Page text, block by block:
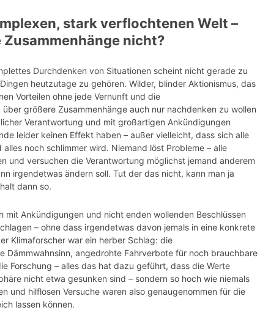
stark verflochtenen Welt –
nicht?
Durchdenken von Situationen scheint nicht gerade zu
heutzutage zu gehören. Wilder, blinder Aktionismus, das
Vorteilen ohne jede Vernunft und die
über größere Zusammenhänge auch nur nachdenken zu wollen
Verantwortung und mit großartigen Ankündigungen
leider keinen Effekt haben – außer vielleicht, dass sich alle
noch schlimmer wird. Niemand löst Probleme – alle
und versuchen die Verantwortung möglichst jemand anderem
irgendetwas ändern soll. Tut der das nicht, kann man ja
dann so.
mit Ankündigungen und nicht enden wollenden Beschlüssen
– ohne dass irgendetwas davon jemals in eine konkrete
Klimaforscher war ein herber Schlag: die
Dämmwahnsinn, angedrohte Fahrverbote für noch brauchbare
Forschung – alles das hat dazu geführt, dass die Werte
nicht etwa gesunken sind – sondern so hoch wie niemals
und hilflosen Versuche waren also genaugenommen für die
lassen können.